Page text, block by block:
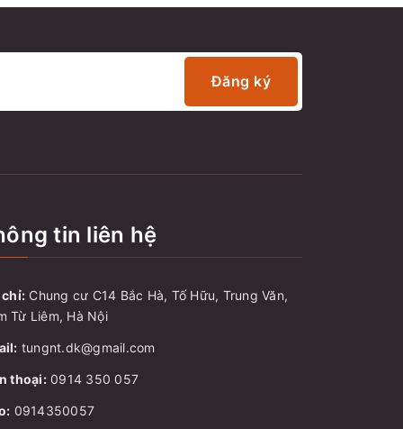
Đăng ký
tin liên hệ
Chung cư C14 Bắc Hà, Tố Hữu, Trung Văn,
Từ Liêm, Hà Nội
tungnt.dk@gmail.com
thoại: 0914 350 057
0914350057